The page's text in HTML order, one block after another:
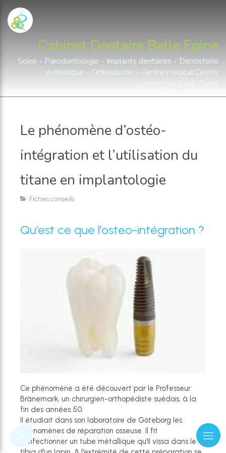
Cabinet Dentaire Belle Epine
Soins - Parodontologie - Implants dentaires - Dentisterie
esthétique - Orthodontie - Centre médical Centre
commercial Belle Epine
Le phénomène d’ostéo-
intégration et l’utilisation du
titane en implantologie
Fiches conseils
Qu’est ce que l’osteo-intégration ?
Ce phénomène a été découvert par le Professeur
Bränemark, un chirurgien-orthopédiste suédois, à la
fin des années 50.
Il étudiait dans son laboratoire de Göteborg les
phénomènes de réparation osseuse. Il fit
confectionner un tube métallique qu'il vissa dans le